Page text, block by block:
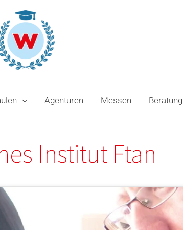
Agenturen Messen Beratung
Institut Ftan